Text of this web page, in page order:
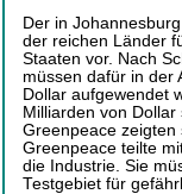
Der in
der reichen Länder
Staaten vor. Nach
müssen dafür in der
Dollar aufgewendet
Milliarden von
Greenpeace zeigten
Greenpeace teilte
die Industrie. Sie
Testgebiet für